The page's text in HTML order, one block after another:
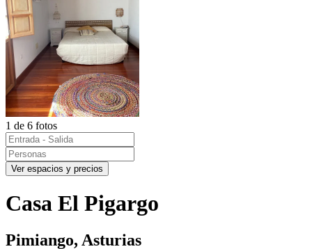
1 de 6 fotos
Ver espacios y precios
Casa El Pigargo
Pimiango, Asturias